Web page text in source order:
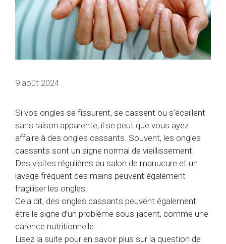
9 août 2024
Si vos ongles se fissurent, se cassent ou s'écaillent
sans raison apparente, il se peut que vous ayez
affaire à des ongles cassants. Souvent, les ongles
cassants sont un signe normal de vieillissement.
Des visites régulières au salon de manucure et un
lavage fréquent des mains peuvent également
fragiliser les ongles.
Cela dit, des ongles cassants peuvent également
être le signe d’un problème sous-jacent, comme une
carence nutritionnelle.
Lisez la suite pour en savoir plus sur la question de